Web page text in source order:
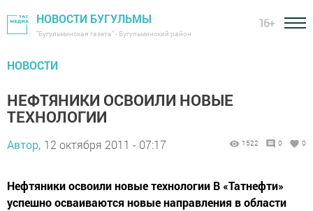
НОВОСТИ БУГУЛЬМЫ
"Бугульминская газета" - Бугульминский район
16+
НОВОСТИ
НЕФТЯНИКИ ОСВОИЛИ НОВЫЕ
ТЕХНОЛОГИИ
Автор, 12 октября 2011 - 07:17 1522 0 0
Нефтяники освоили новые технологии В «Татнефти»
успешно осваиваются новые направления в области